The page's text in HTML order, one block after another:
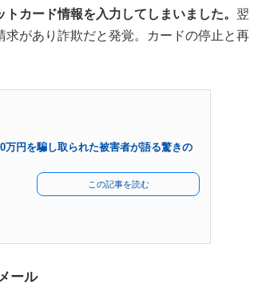
カード情報を入力してしまいました。 翌
があり詐欺だと発覚。カードの停止と再
万円を騙し取られた被害者が語る驚きの
この記事を読む
ール